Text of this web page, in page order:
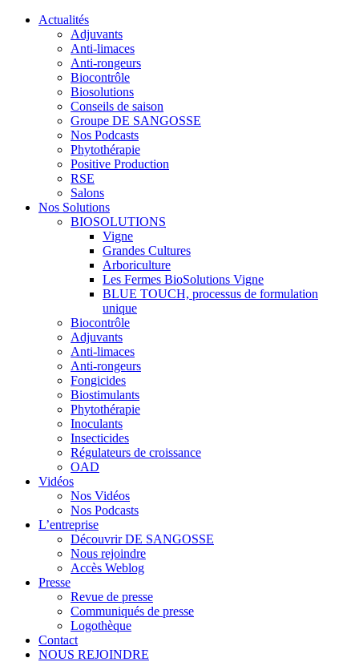
Actualités
Adjuvants
Anti-limaces
Anti-rongeurs
Biocontrôle
Biosolutions
Conseils de saison
Groupe DE SANGOSSE
Nos Podcasts
Phytothérapie
Positive Production
RSE
Salons
Nos Solutions
BIOSOLUTIONS
Vigne
Grandes Cultures
Arboriculture
Les Fermes BioSolutions Vigne
BLUE TOUCH, processus de formulation
unique
Biocontrôle
Adjuvants
Anti-limaces
Anti-rongeurs
Fongicides
Biostimulants
Phytothérapie
Inoculants
Insecticides
Régulateurs de croissance
OAD
Vidéos
Nos Vidéos
Nos Podcasts
L’entreprise
Découvrir DE SANGOSSE
Nous rejoindre
Accès Weblog
Presse
Revue de presse
Communiqués de presse
Logothèque
Contact
NOUS REJOINDRE